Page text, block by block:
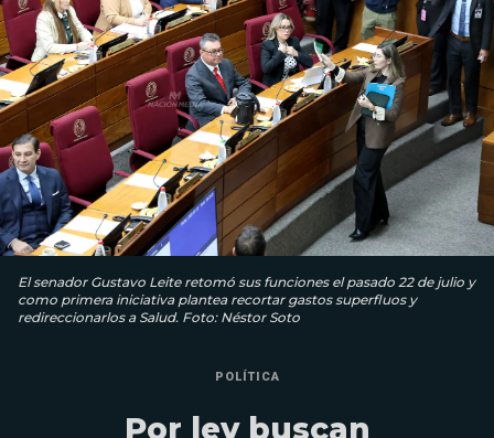
El senador Gustavo Leite retomó sus funciones el pasado 22 de julio y
como primera iniciativa plantea recortar gastos superfluos y
redireccionarlos a Salud. Foto: Néstor Soto
POLÍTICA
Por ley buscan